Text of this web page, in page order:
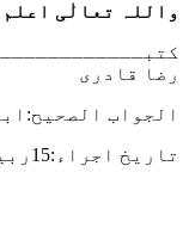
واللہ تعالٰی
رضا قادری
الجواب الصحیح:
تاریخ اجراء:15ربیع الاول 1442 ھ/02 نومبر 2020 ء